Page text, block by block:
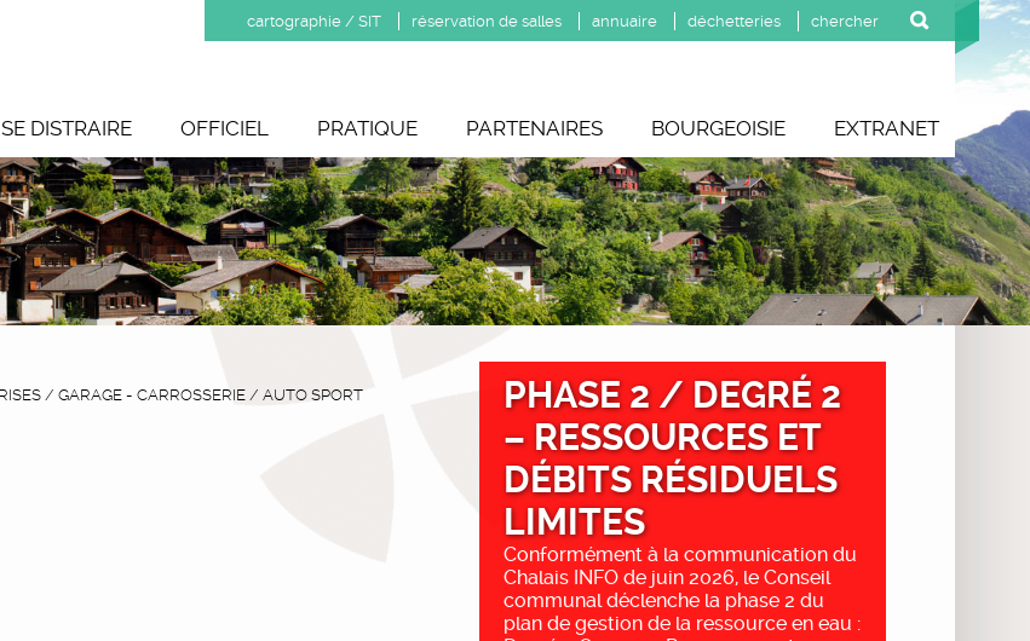
cartographie / SIT réservation de salles annuaire déchetteries
SE DISTRAIRE OFFICIEL PRATIQUE PARTENAIRES BOURGEOISIE EXTRANET
/ GARAGE - CARROSSERIE / AUTO SPORT
PHASE 2 / DEGRÉ 2
– RESSOURCES ET
DÉBITS RÉSIDUELS
LIMITES
Conformément à la communication du
Chalais INFO de juin 2026, le Conseil
communal déclenche la phase 2 du
plan de gestion de la ressource en eau :